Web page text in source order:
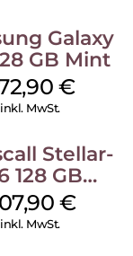
Galaxy
GB Mint
€
inkl. MwSt.
Stellar-
128 GB
€
inkl. MwSt.